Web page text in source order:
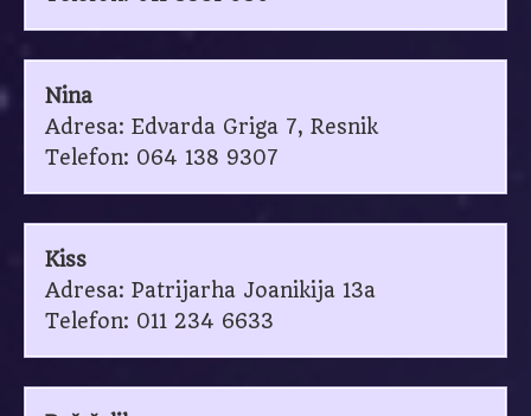
Nina
Adresa: Edvarda Griga 7, Resnik
Telefon: 064 138 9307
Kiss
Adresa: Patrijarha Joanikija 13a
Telefon: 011 234 6633